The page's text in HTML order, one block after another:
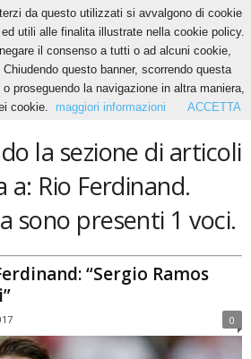
la sezione di articoli
a: Rio Ferdinand.
sono presenti 1 voci.
“Sergio Ramos
0
da questo utilizzati si avvalgono di cookie
utili alle finalita illustrate nella cookie policy.
il consenso a tutti o ad alcuni cookie,
questo banner, scorrendo questa
proseguendo la navigazione in altra maniera,
cookie.
maggiori informazioni ACCETTA